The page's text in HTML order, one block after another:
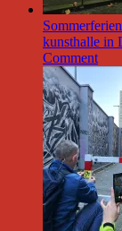
kunsthalle in
Comment